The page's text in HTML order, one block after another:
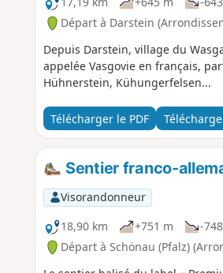
Départ à Darstein
Depuis Darstein, village du
appelée Vasgovie en français,
Hühnerstein, Kühungerfelsen...
Télécharger le PDF
Sentier franco-
Visorandonneur
18,90 km
+751 m -
Départ à Schönau (Pfalz)